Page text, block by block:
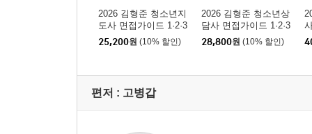
2026 김형준 청소년지
도사 면접가이드 1·2·3
급
25,200원 (10% 할인)
2026 김형준 청소년상
담사 면접가이드 1·2·3
급 사례질문 및 모범답
28,800원 (10% 할인)
편저 : 고병갑